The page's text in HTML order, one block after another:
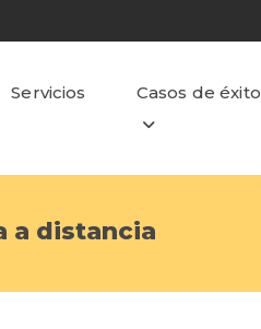
Servicios Casos de éxito
a distancia